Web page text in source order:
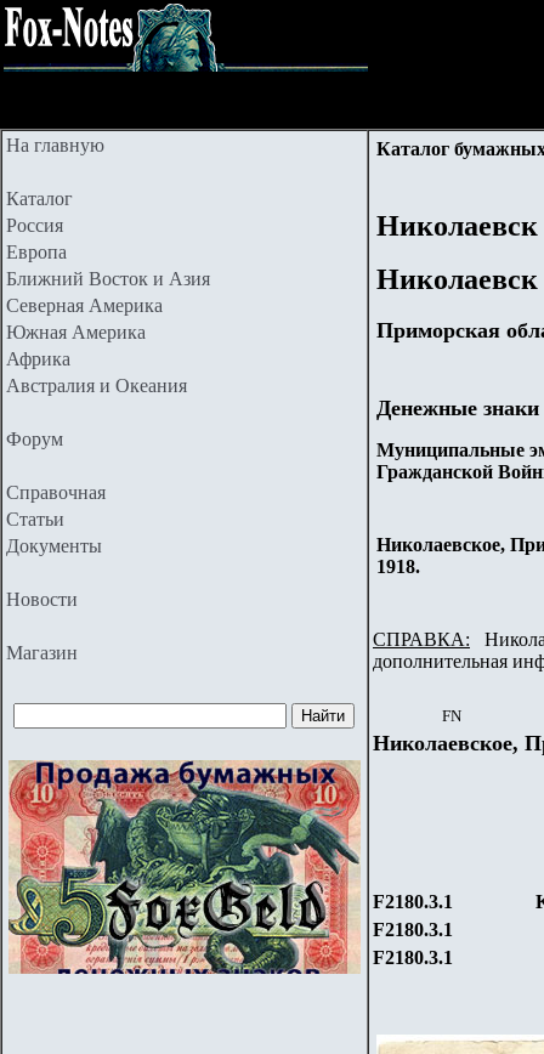
На главную
Каталог
Россия
Европа
Ближний Восток и Азия
Северная Америка
Южная Америка
Африка
Австралия и Океания
Форум
Справочная
Статьи
Документы
Новости
Магазин
Каталог
Николаевск
Приморская
Денежные знаки
Муниципальные
Гражданской
Николаевское,
1918.
СПРАВКА:
дополнительная
FN
Николаевское,
F2180.3.1
F2180.3.1
F2180.3.1